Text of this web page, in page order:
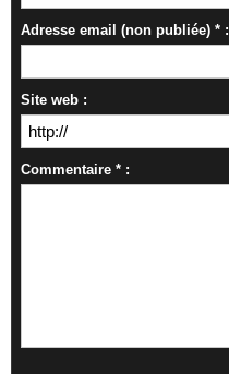
Adresse email (non publiée) * :
Site web :
Commentaire * :